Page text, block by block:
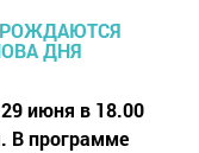
июня в 18.00
В программе